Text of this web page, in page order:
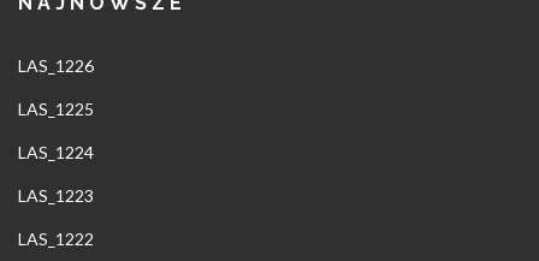
LAS_1226
LAS_1225
LAS_1224
LAS_1223
LAS_1222